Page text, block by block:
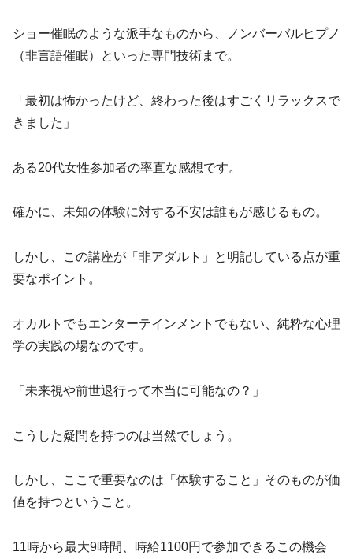
ショー催眠のような派手なものから、ノンバーバルヒプノ
（非言語催眠）といった専門技術まで。
「最初は怖かったけど、終わった後はすごくリラックスで
きました」
ある20代女性参加者の率直な感想です。
確かに、未知の体験に対する不安は誰もが感じるもの。
しかし、この講座が「非アダルト」と明記している点が重
要なポイント。
オカルトでもエンターテインメントでもない、純粋な心理
学の実践の場なのです。
「未来視や前世退行って本当に可能なの？」
こうした疑問を持つのは当然でしょう。
しかし、ここで重要なのは「体験すること」そのものが価
値を持つということ。
11時から最大9時間、時給1100円で参加できるこの機会